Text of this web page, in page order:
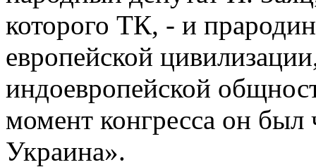
которого ТК, - и
европейской
индоевропейской
момент конгресса он
Украина».